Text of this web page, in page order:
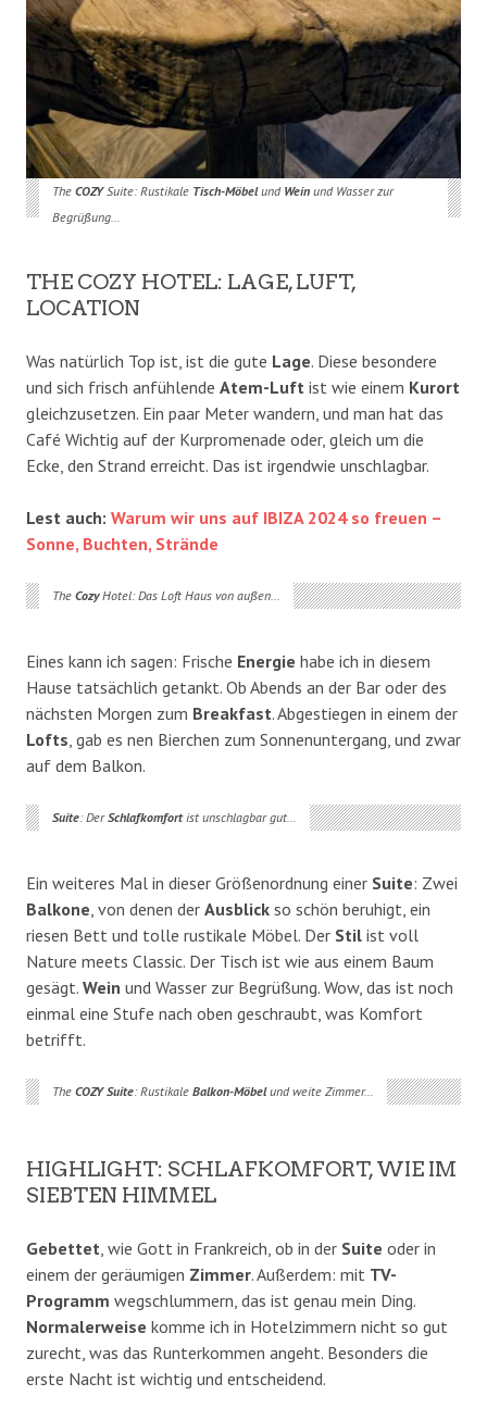
The COZYSuite: Rustikale Tisch-Möbelund Weinund Wasser zur
Begrüßung…
THE COZY HOTEL: LAGE, LUFT,
LOCATION
Was natürlich Top ist, ist die gute Lage. Diese besondere
und sich frisch anfühlende Atem-Luft ist wie einem Kurort
gleichzusetzen. Ein paar Meter wandern, und man hat das
Café Wichtig auf der Kurpromenade oder, gleich um die
Ecke, den Strand erreicht. Das ist irgendwie unschlagbar.
Lest auch: Warum wir uns auf IBIZA 2024 so freuen –
Sonne, Buchten, Strände
The CozyHotel: Das Loft Haus von außen…
Eines kann ich sagen: Frische Energie habe ich in diesem
Hause tatsächlich getankt. Ob Abends an der Bar oder des
nächsten Morgen zum Breakfast. Abgestiegen in einem der
Lofts , gab es nen Bierchen zum Sonnenuntergang, und zwar
auf dem Balkon.
Suite: DerSchlafkomfortist unschlagbar gut…
Ein weiteres Mal in dieser Größenordnung einer Suite: Zwei
Balkone , von denen der Ausblick so schön beruhigt, ein
riesen Bett und tolle rustikale Möbel. Der Stil ist voll
Nature meets Classic. Der Tisch ist wie aus einem Baum
gesägt. Wein und Wasser zur Begrüßung. Wow, das ist noch
einmal eine Stufe nach oben geschraubt, was Komfort
betrifft.
The COZY Suite: Rustikale Balkon-Möbelund weite Zimmer…
HIGHLIGHT: SCHLAFKOMFORT, WIE IM
SIEBTEN HIMMEL
Gebettet , wie Gott in Frankreich, ob in der Suite oder in
einem der geräumigen Zimmer. Außerdem: mit TV-
Programm wegschlummern, das ist genau mein Ding.
Normalerweise komme ich in Hotelzimmern nicht so gut
zurecht, was das Runterkommen angeht. Besonders die
erste Nacht ist wichtig und entscheidend.